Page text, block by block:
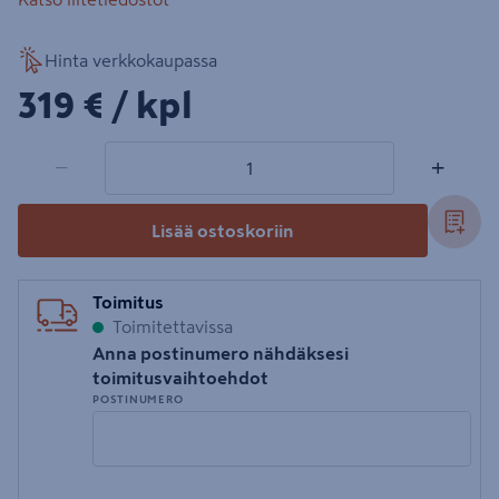
Hinta verkkokaupassa
319€/kpl
319 € / kpl
− +
Lisää ostoskoriin
Toimitus
Toimitettavissa
Anna postinumero nähdäksesi
toimitusvaihtoehdot
POSTINUMERO